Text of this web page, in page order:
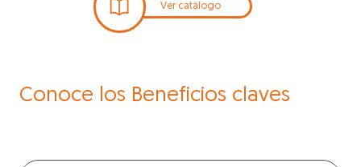
Ver catálogo
Conoce los Beneficios claves